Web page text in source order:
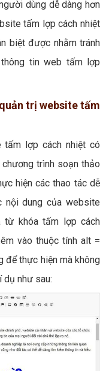
dùng dễ dàng hơn
tấm lợp cách nhiệt
biệt được nhằm tránh
tin web tấm lợp
trị website tấm
lợp cách nhiệt có
trình soạn thảo
hiện các thao tác dễ
nội dung của website
từ khóa tấm lợp cách
vào thuộc tính alt =
để thực hiện mà không
dụ như sau: